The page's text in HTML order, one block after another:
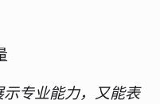
专业能力，又能表